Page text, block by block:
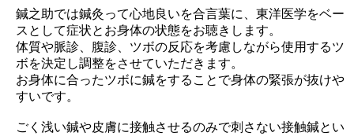
鍼之助では鍼灸って心地良いを合言葉に、東洋医学をベー
スとして症状とお身体の状態をお聴きします。
体質や脈診、腹診、ツボの反応を考慮しながら使用するツ
ボを決定し調整をさせていただきます。
お身体に合ったツボに鍼をすることで身体の緊張が抜けや
すいです。
ごく浅い鍼や皮膚に接触させるのみで刺さない接触鍼とい